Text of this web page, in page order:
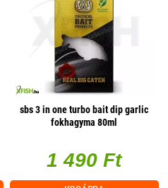
sbs 3 in one turbo bait dip garlic
fokhagyma 80ml
1 490 Ft